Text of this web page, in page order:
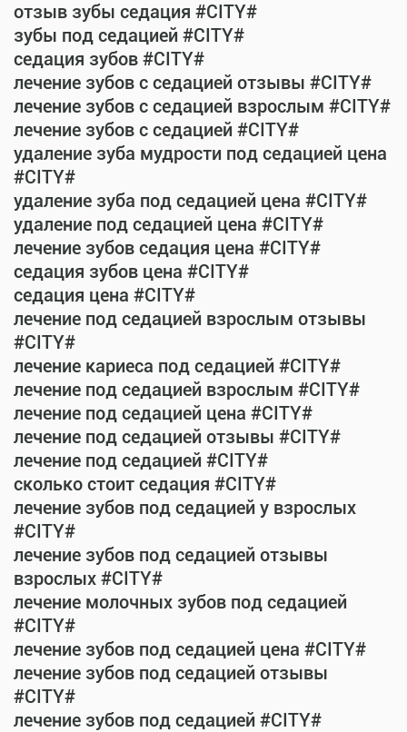
отзыв зубы седация #CITY#
зубы под седацией #CITY#
седация зубов #CITY#
лечение зубов с седацией отзывы #CITY#
лечение зубов с седацией взрослым #CITY#
лечение зубов с седацией #CITY#
удаление зуба мудрости под седацией цена
#CITY#
удаление зуба под седацией цена #CITY#
удаление под седацией цена #CITY#
лечение зубов седация цена #CITY#
седация зубов цена #CITY#
седация цена #CITY#
лечение под седацией взрослым отзывы
#CITY#
лечение кариеса под седацией #CITY#
лечение под седацией взрослым #CITY#
лечение под седацией цена #CITY#
лечение под седацией отзывы #CITY#
лечение под седацией #CITY#
сколько стоит седация #CITY#
лечение зубов под седацией у взрослых
#CITY#
лечение зубов под седацией отзывы
взрослых #CITY#
лечение молочных зубов под седацией
#CITY#
лечение зубов под седацией цена #CITY#
лечение зубов под седацией отзывы
#CITY#
лечение зубов под седацией #CITY#